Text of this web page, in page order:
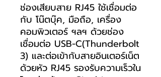
ช่องเสียบสาย RJ45 ใช้เชื่อมต่อ
กับ โน๊ตบุ๊ค, มือถือ, เครื่อง
คอมพิวเตอร์ ฯลฯ ด้วยช่อง
เชื่อมต่อ USB-C(Thunderbolt
3) และต่อเข้ากับสายอินเตอร์เน็ต
ด้วยหัว RJ45 รองรับความเร็วใน